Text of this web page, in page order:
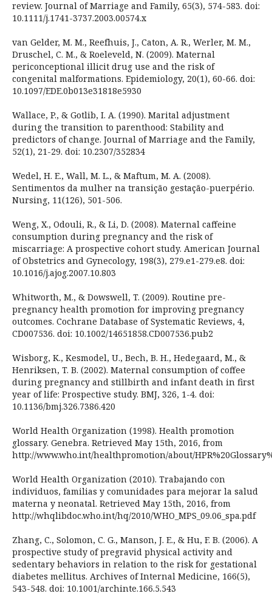
review. Journal of Marriage and Family, 65(3), 574-583. doi:
10.1111/j.1741-3737.2003.00574.x
van Gelder, M. M., Reefhuis, J., Caton, A. R., Werler, M. M.,
Druschel, C. M., & Roeleveld, N. (2009). Maternal
periconceptional illicit drug use and the risk of
congenital malformations. Epidemiology, 20(1), 60-66. doi:
10.1097/EDE.0b013e31818e5930
Wallace, P., & Gotlib, I. A. (1990). Marital adjustment
during the transition to parenthood: Stability and
predictors of change. Journal of Marriage and the Family,
52(1), 21-29. doi: 10.2307/352834
Wedel, H. E., Wall, M. L., & Maftum, M. A. (2008).
Sentimentos da mulher na transição gestação-puerpério.
Nursing, 11(126), 501-506.
Weng, X., Odouli, R., & Li, D. (2008). Maternal caffeine
consumption during pregnancy and the risk of
miscarriage: A prospective cohort study. American Journal
of Obstetrics and Gynecology, 198(3), 279.e1-279.e8. doi:
10.1016/j.ajog.2007.10.803
Whitworth, M., & Dowswell, T. (2009). Routine pre-
pregnancy health promotion for improving pregnancy
outcomes. Cochrane Database of Systematic Reviews, 4,
CD007536. doi: 10.1002/14651858.CD007536.pub2
Wisborg, K., Kesmodel, U., Bech, B. H., Hedegaard, M., &
Henriksen, T. B. (2002). Maternal consumption of coffee
during pregnancy and stillbirth and infant death in first
year of life: Prospective study. BMJ, 326, 1-4. doi:
10.1136/bmj.326.7386.420
World Health Organization (1998). Health promotion
glossary. Genebra. Retrieved May 15th, 2016, from
http://www.who.int/healthpromotion/about/
World Health Organization (2010). Trabajando con
individuos, familias y comunidades para mejorar la salud
materna y neonatal. Retrieved May 15th, 2016, from
http://whqlibdoc.who.int/hq/2010/WHO_MPS_09.06_spa.pdf
Zhang, C., Solomon, C. G., Manson, J. E., & Hu, F. B. (2006). A
prospective study of pregravid physical activity and
sedentary behaviors in relation to the risk for gestational
diabetes mellitus. Archives of Internal Medicine, 166(5),
543-548. doi: 10.1001/archinte.166.5.543